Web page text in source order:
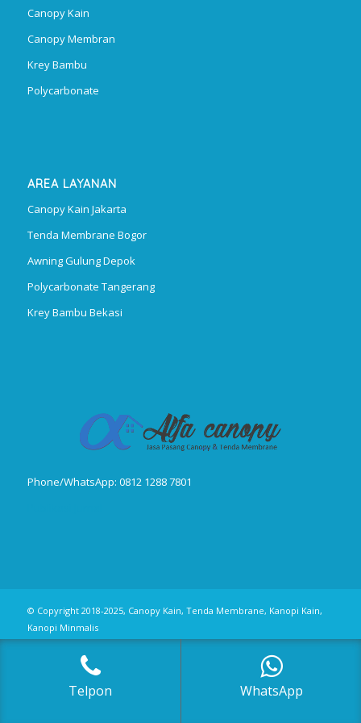
Canopy Kain
Canopy Membran
Krey Bambu
Polycarbonate
AREA LAYANAN
Canopy Kain Jakarta
Tenda Membrane Bogor
Awning Gulung Depok
Polycarbonate Tangerang
Krey Bambu Bekasi
Phone/WhatsApp: 0812 1288 7801
© Copyright 2018-2025, Canopy Kain, Tenda Membrane, Kanopi Kain,
Kanopi Minmalis
Telpon WhatsApp